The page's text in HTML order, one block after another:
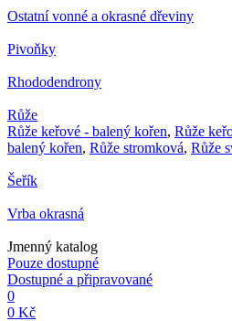
Ostatní vonné a okrasné dřeviny
Pivoňky
Rhododendrony
Růže
Růže keřové - balený kořen, Růže
balený kořen, Růže stromková, Růže
Šeřík
Vrba okrasná
Jmenný katalog
Pouze dostupné
Dostupné a připravované
0
0 Kč